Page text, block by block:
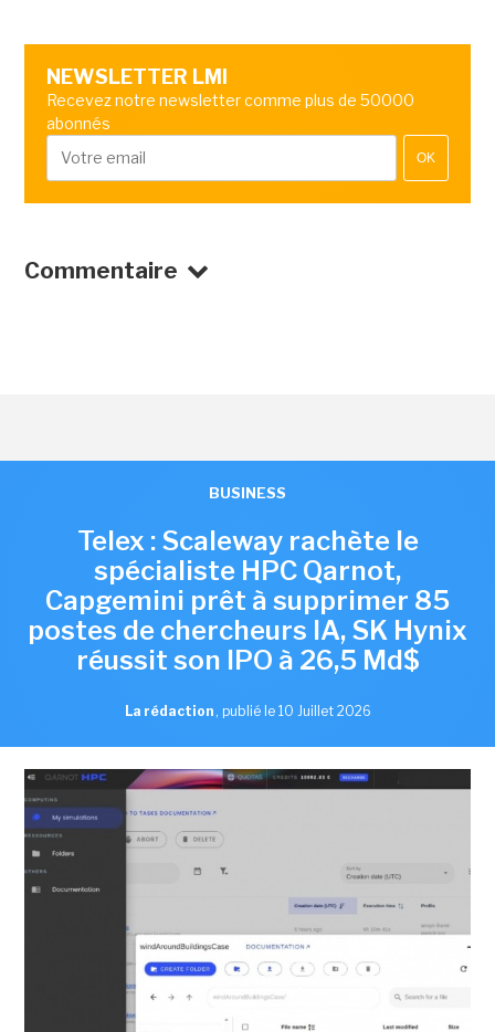
NEWSLETTER LMI
Recevez notre newsletter comme plus de 50000
abonnés
OK
Commentaire
BUSINESS
Telex : Scaleway rachète le
spécialiste HPC Qarnot,
Capgemini prêt à supprimer 85
postes de chercheurs IA, SK Hynix
réussit son IPO à 26,5 Md$
La rédaction , publié le 10 Juillet 2026